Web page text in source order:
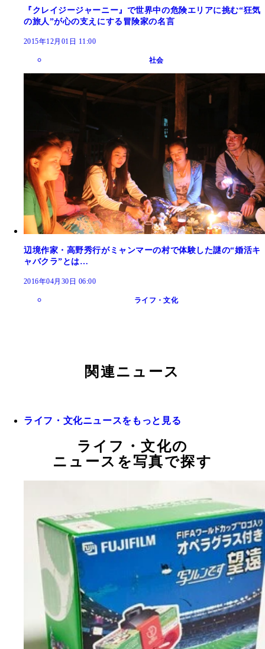
『クレイジージャーニー』で世界中の危険エリアに挑む“狂気
の旅人”が心の支えにする冒険家の名言
2015年12月01日 11:00
社会
辺境作家・高野秀行がミャンマーの村で体験した謎の“婚活キ
ャバクラ”とは…
2016年04月30日 06:00
ライフ・文化
関連ニュース
ライフ・文化ニュースをもっと見る
ライフ・文化の
ニュースを写真で探す